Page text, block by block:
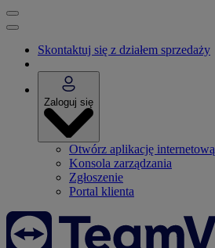
Skontaktuj się z działem sprzedaży
Zaloguj się
Otwórz aplikację internetową
Konsola zarządzania
Zgłoszenie
Portal klienta